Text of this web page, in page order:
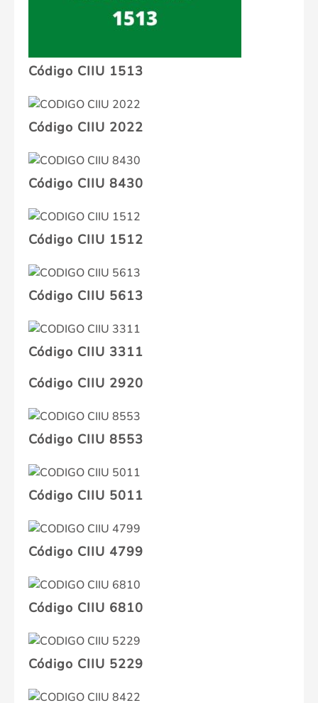
Código CIIU 1513
Código CIIU 2022
Código CIIU 8430
Código CIIU 1512
Código CIIU 5613
Código CIIU 3311
Código CIIU 2920
Código CIIU 8553
Código CIIU 5011
Código CIIU 4799
Código CIIU 6810
Código CIIU 5229